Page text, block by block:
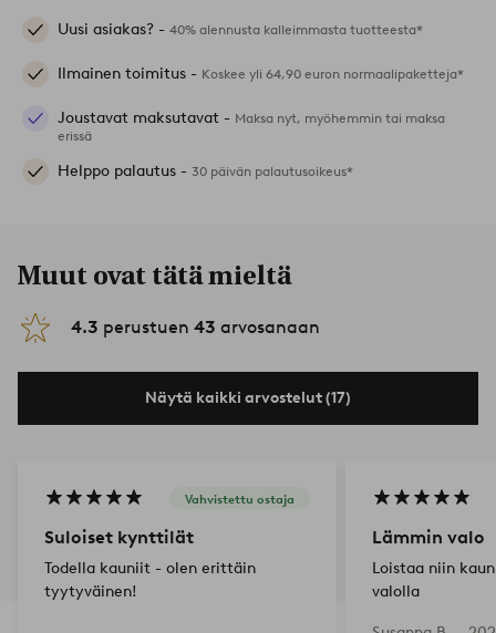
Uusi asiakas? - 40% alennusta kalleimmasta tuotteesta*
Ilmainen toimitus - Koskee yli 64,90 euron normaalipaketteja*
Joustavat maksutavat - Maksa nyt, myöhemmin tai maksa
erissä
Helppo palautus - 30 päivän palautusoikeus*
Muut ovat tätä mieltä
4.3 perustuen 43 arvosanaan
Näytä kaikki arvostelut (17)
Vahvistettu ostaja
Suloiset kynttilät
Todella kauniit - olen erittäin
tyytyväinen!
Lämmin valo
Loistaa niin
valolla